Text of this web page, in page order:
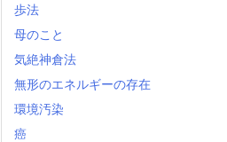
歩法
母のこと
気絶神倉法
無形のエネルギーの存在
環境汚染
癌